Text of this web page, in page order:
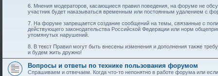
6. Мнения модераторов, касающиеся правил поведения, на форуме не
участник будет наказываться временным или постоянным удалением с
7. На форуме запрещается создание сообщений на темы, связанные с
действующего законодательства Российской Федерации или норм
упомянутых нарушений.
8. В текст Правил могут быть внесены изменения и дополнения также
и будем жить дружно!
Вопросы и ответы по технике пользования форумом
Спрашиваем и отвечаем. Когда что-то непонятно в работе форума или